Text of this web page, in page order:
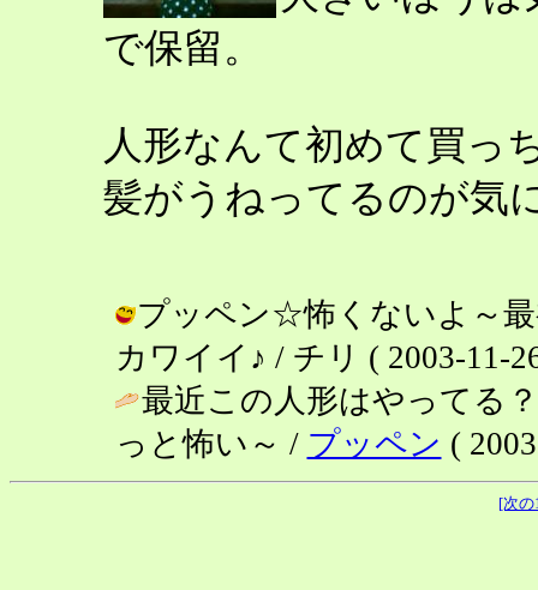
で保留。
人形なんて初めて買っ
髪がうねってるのが気
プッペン☆怖くないよ～
カワイイ♪ / チリ ( 2003-11-
最近この人形はやってる
っと怖い～ / プッペン (
[次